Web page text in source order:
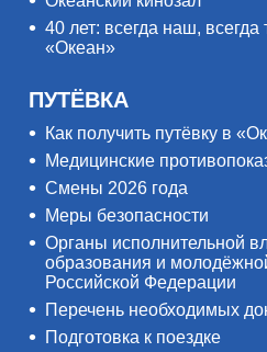
40 лет: всегда наш, всегда
«Океан»
ПУТЁВКА
Как получить путёвку в
Медицинские
Смены 2026 года
Меры безопасности
Органы исполнительной
образования и
Российской Федерации
Перечень необходимых
Подготовка к поездке